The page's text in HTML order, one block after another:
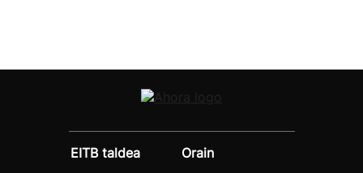
EITB taldea
Orain